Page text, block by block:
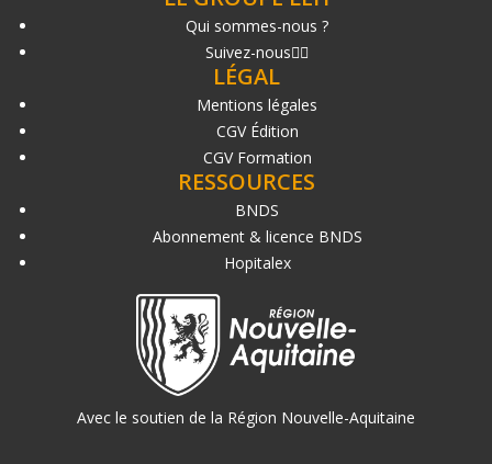
Qui sommes-nous ?
Suivez-nous
LÉGAL
Mentions légales
CGV Édition
CGV Formation
RESSOURCES
BNDS
Abonnement & licence BNDS
Hopitalex
Avec le soutien de la Région Nouvelle-Aquitaine